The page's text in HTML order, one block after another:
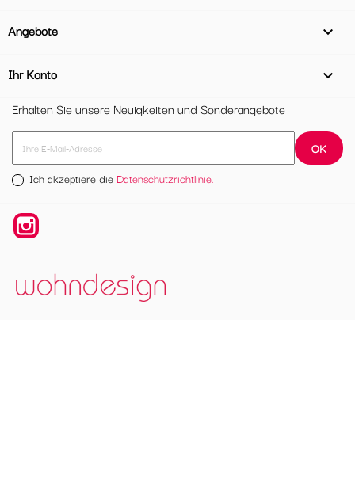
Angebote 
Ihr Konto

Erhalten Sie unsere Neuigkeiten und Sonderangebote
Ich akzeptiere die Datenschutzrichtlinie.